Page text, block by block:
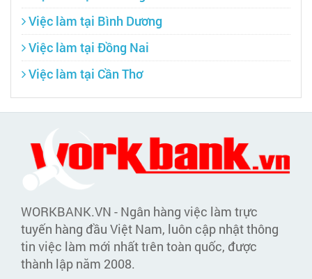
Việc làm tại Bình Dương
Việc làm tại Đồng Nai
Việc làm tại Cần Thơ
WORKBANK.VN - Ngân hàng việc làm trực
tuyến hàng đầu Việt Nam, luôn cập nhật thông
tin việc làm mới nhất trên toàn quốc, được
thành lập năm 2008.